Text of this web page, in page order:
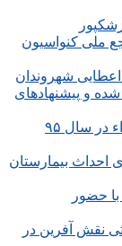
ملی کنواسیون
شهروندان
و پیشنهادهای
۶۹معبر اصلی و فرعی گرگان به نام شهداء در سال ۹۵
احداث بیمارستان
حضور
نقش آفرین در